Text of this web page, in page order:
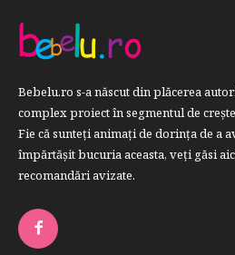
Bebelu.ro s-a născut din plăcerea
complex proiect în segmentul de
Fie că sunteţi animaţi de dorinţa de a
împărtăşit bucuria aceasta, veți găsi
recomandări avizate.